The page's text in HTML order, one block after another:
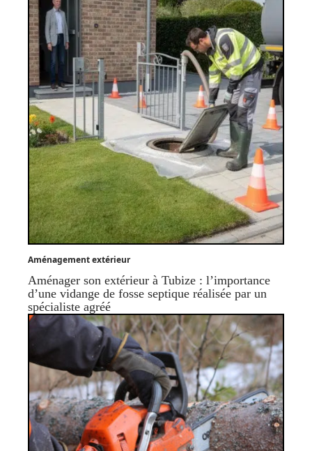
Aménagement extérieur
Aménager son extérieur à Tubize : l’importance
d’une vidange de fosse septique réalisée par un
spécialiste agréé